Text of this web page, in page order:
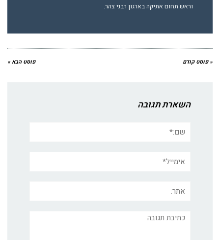
וראש תחום אתיקה בארגון רבני צהר.
« פוסט קודם פוסט הבא »
השארת תגובה
תגובה